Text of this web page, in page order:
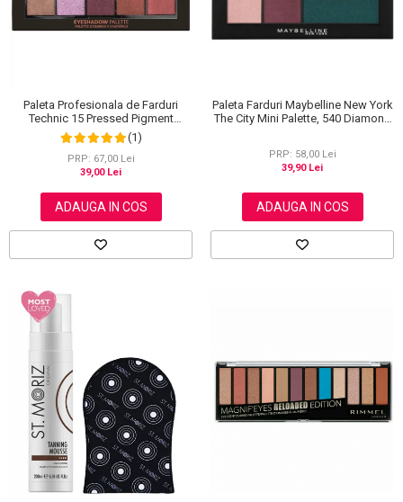
Paleta Profesionala de Farduri
Technic 15 Pressed Pigment
Palette, Peanut Butter & Jelly, 15
Culori, 30 g
(1)
PRP: 67,00 Lei
39,00 Lei
ADAUGA IN COS
Paleta Farduri Maybelline New York
The City Mini Palette, 540 Diamond
PRP: 58,00 Lei
39,90 Lei
ADAUGA IN COS